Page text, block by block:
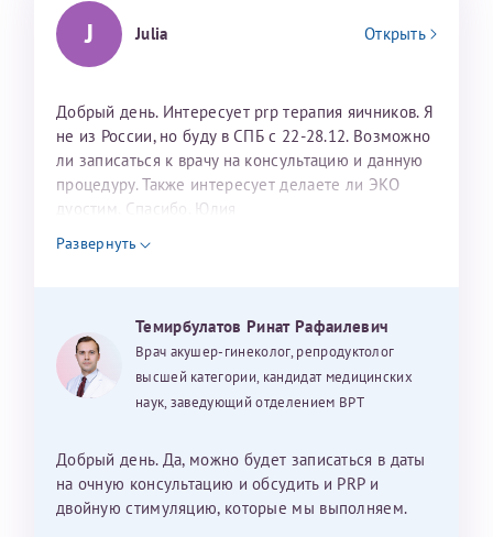
J Julia Открыть
Добрый день. Интересует prp терапия яичников. Я
не из России, но буду в СПБ с 22-28.12. Возможно
ли записаться к врачу на консультацию и данную
процедуру. Также интересует делаете ли ЭКО
дуостим. Спасибо. Юлия
Развернуть
Темирбулатов Ринат Рафаилевич
Врач акушер-гинеколог, репродуктолог
высшей категории, кандидат медицинских
наук, заведующий отделением ВРТ
Добрый день. Да, можно будет записаться в даты
на очную консультацию и обсудить и PRP и
двойную стимуляцию, которые мы выполняем.